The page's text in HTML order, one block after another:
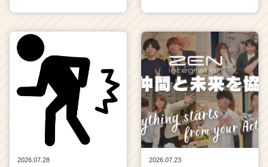
2026.07.28
2026.07.23